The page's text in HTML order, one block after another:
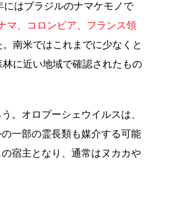
にはブラジルのナマケモノで
マ、コロンビア、フランス領
南米ではこれまでに少なくと
に近い地域で確認されたもの
。オロプーシェウイルスは、
一部の霊長類も媒介する可能
宿主となり、通常はヌカカや